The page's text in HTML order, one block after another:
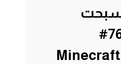
سبحت
بالبركان #76 | 76#